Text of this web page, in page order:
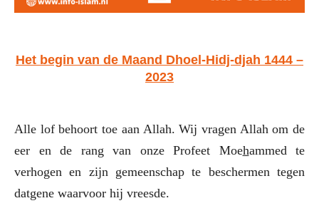
Het begin van de Maand Dhoel-Hidj-djah 1444 –
2023
Alle lof behoort toe aan Allah. Wij vragen Allah om de
eer en de rang van onze Profeet Moehammed te
verhogen en zijn gemeenschap te beschermen tegen
datgene waarvoor hij vreesde.